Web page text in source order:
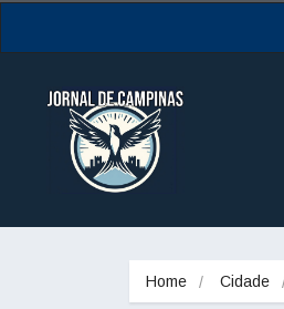
Home Cidade